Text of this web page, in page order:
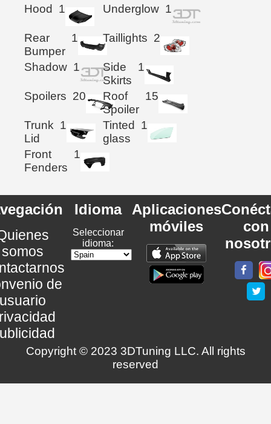
Hood 1 Underglow 1
Rear
Bumper
1 Taillights 2
Shadow 1
Side
Skirts
1
Spoilers 20
Roof
Spoiler
15
Trunk
Lid
1
Tinted
glass
1
Front
Fenders
1
somos
de
Idioma
Seleccionar
idioma:
Aplicaciones
móviles
con
Copyright © 2023 3DTuning LLC. All rights
reserved